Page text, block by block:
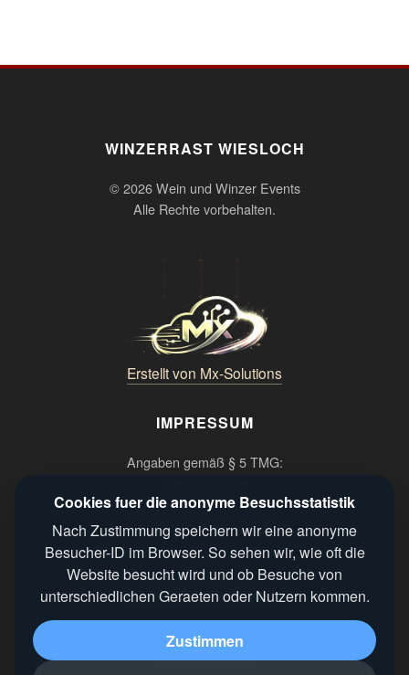
WINZERRAST WIESLOCH
© 2026 Wein und Winzer Events
Alle Rechte vorbehalten.
Erstellt von Mx-Solutions
IMPRESSUM
Angaben gemäß § 5 TMG:
Wein und Winzer Events
Bögnerweg 3, 69168 Wiesloch
Kontakt:
Telefon: 0176 21018101
E-Mail: info@winzerrastwiesloch.de
RECHTLICHES
Cookies fuer die anonyme Besuchsstatistik
Nach Zustimmung speichern wir eine anonyme
Besucher-ID im Browser. So sehen wir, wie oft die
Website besucht wird und ob Besuche von
unterschiedlichen Geraeten oder Nutzern kommen.
Zustimmen